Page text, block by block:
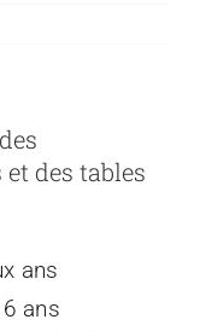
des tables
ans
ans